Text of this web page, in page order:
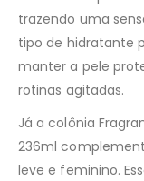
trazendo uma
tipo de hidratante
manter a pele
rotinas agitadas.
Já a colônia
236ml
leve e feminino.